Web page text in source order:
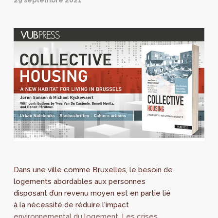
Dans une ville comme Bruxelles, le besoin de
logements abordables aux personnes
disposant d’un revenu moyen est en partie lié
à la nécessité de réduire l'impact